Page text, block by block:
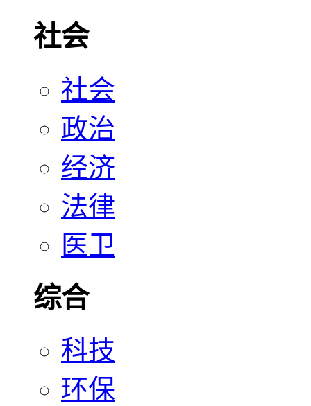
社会
社会
政治
经济
法律
医卫
综合
科技
环保